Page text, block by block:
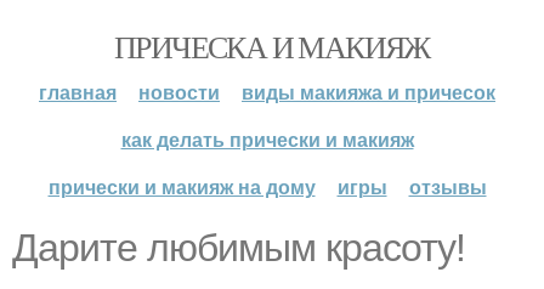
ПРИЧЕСКА И МАКИЯЖ
главная новости
виды макияжа и причесок
как делать прически и макияж
прически и макияж на дому
игры отзывы
Дарите любимым красоту!